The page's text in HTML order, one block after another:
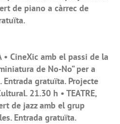
de piano a càrrec de
• CineXic amb el passi de la
de No-No” per a
gratuïta. Projecte
21.30 h • TEATRE,
de jazz amb el grup
Entrada gratuïta.